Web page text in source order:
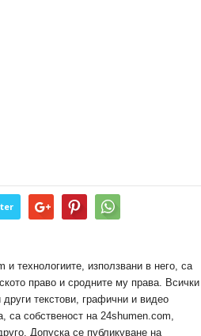
технологиите, използвани в него, са
право и сродните му права. Всички
текстови, графични и видео
са собственост на 24shumen.com,
Допуска се публикуване на